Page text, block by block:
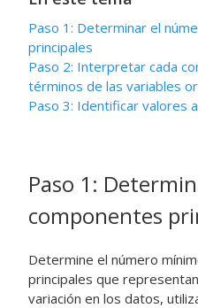
Paso 1: Determinar el
principales
Paso 2: Interpretar cada
términos de las variables
Paso 3: Identificar valores
Paso 1:
componentes
Determine el número
principales que
variación en los datos,